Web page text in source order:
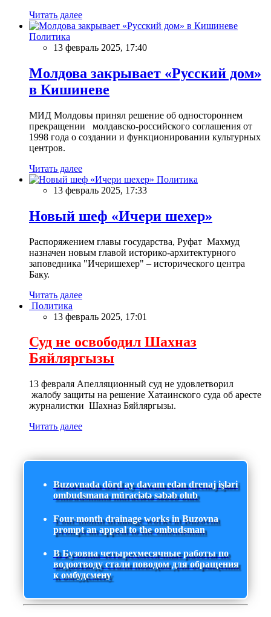
Читать далее
Политика
13 февраль 2025, 17:40
Молдова закрывает «Русский дом»
в Кишиневе
МИД Молдовы принял решение об одностороннем
прекращении молдавско-российского соглашения от
1998 года о создании и функционировании культурных
центров.
Читать далее
Политика
13 февраль 2025, 17:33
Новый шеф «Ичери шехер»
Распоряжением главы государства, Руфат Махмуд
назначен новым главой историко-архитектурного
заповедника "Ичеришехер" – исторического центра
Баку.
Читать далее
Политика
13 февраль 2025, 17:01
Суд не освободил Шахназ
Бяйляргызы
13 февраля Апелляционный суд не удовлетворил
жалобу защиты на решение Хатаинского суда об аресте
журналистки Шахназ Бяйляргызы.
Читать далее
Buzovnada dörd ay davam edən drenaj işləri
ombudsmana müraciətə səbəb olub
Four-month drainage works in Buzovna
prompt an appeal to the ombudsman
В Бузовна четырехмесячные работы по
водоотводу стали поводом для обращения
к омбудсмену